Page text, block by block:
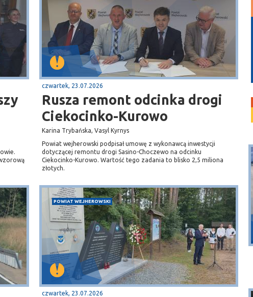
czwartek, 23.07.2026
Rusza remont odcinka drogi
Ciekocinko-Kurowo
Karina Trybańska, Vasyl Kyrnys
Powiat wejherowski podpisał umowę z wykonawcą inwestycji
dotyczącej remontu drogi Sasino-Choczewo na odcinku
Ciekocinko-Kurowo. Wartość tego zadania to blisko 2,5 miliona
złotych.
POWIAT WEJHEROWSKI
czwartek, 23.07.2026
Puck
Przystań, molo